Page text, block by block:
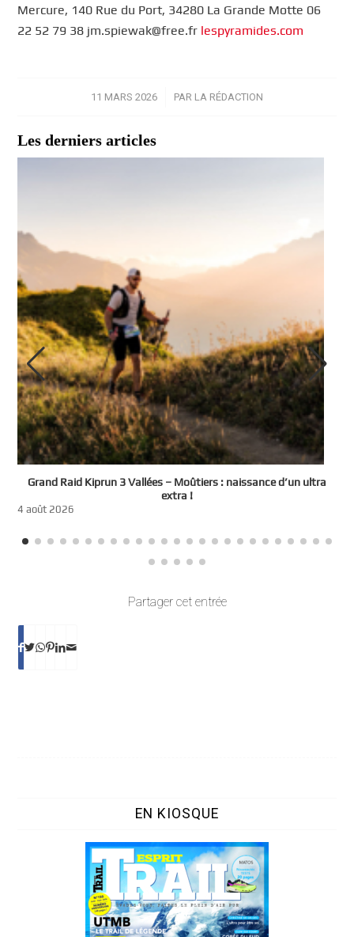
Mercure, 140 Rue du Port, 34280 La Grande Motte 06
22 52 79 38 jm.spiewak@free.fr lespyramides.com
11 MARS 2026
/ PAR LA RÉDACTION
Les derniers articles
Grand Raid Kiprun 3 Vallées – Moûtiers : naissance d’un ultra
extra !
4 août 2026
Partager cet entrée
EN KIOSQUE